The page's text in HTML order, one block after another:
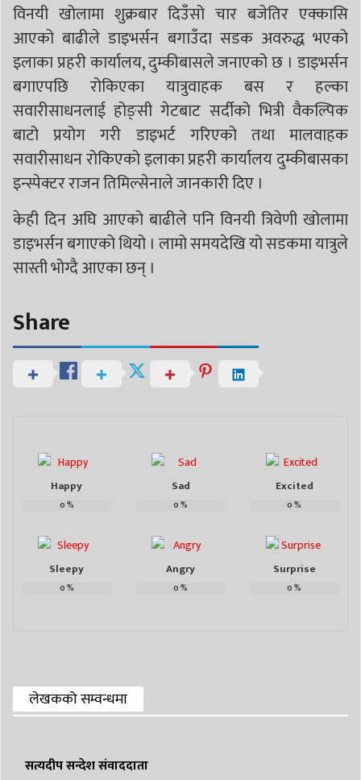
विनयी खोलामा शुक्रबार दिउँसो चार बजेतिर एक्कासि
आएको बाढीले डाइभर्सन बगाउँदा सडक अवरुद्ध भएको
इलाका प्रहरी कार्यालय, दुम्कीबासले जनाएको छ ।​ डाइभर्सन
बगाएपछि रोकिएका यात्रुवाहक बस र हल्का
सवारीसाधनलाई होङ्सी गेटबाट सर्दीको भित्री वैकल्पिक
बाटो प्रयोग गरी डाइभर्ट गरिएको तथा मालवाहक
सवारीसाधन रोकिएको इलाका प्रहरी कार्यालय दुम्कीबासका
इन्स्पेक्टर राजन तिमिल्सेनाले जानकारी दिए ।
केही दिन अघि आएको बाढीले पनि विनयी त्रिवेणी खोलामा
डाइभर्सन बगाएको थियो । लामो समयदेखि यो सडकमा यात्रुले
सास्ती भोग्दै आएका छन् ।
Share
Happy
0%
Sad
0%
Excited
0%
Sleepy
0%
Angry
0%
Surprise
0%
लेखकको सम्वन्धमा
सत्यदीप सन्देश संवाददाता